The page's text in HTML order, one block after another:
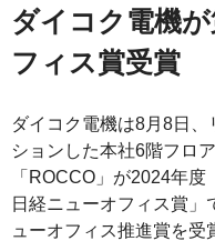
ダイコク電機
フィス賞受賞
ダイコク電機は8月8日、
ションした本社6階フロア
「ROCCO」が2024年度
日経ニューオフィス賞」
ューオフィス推進賞を受